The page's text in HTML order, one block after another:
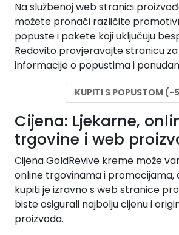
Na službenoj web stranici
možete pronaći različite
popuste i pakete koji uključuju
Redovito provjeravajte stranicu
informacije o popustima i
KUPITI S POPUSTOM (-
Cijena: Ljekarne,
trgovine i web
Cijena GoldRevive kreme može
online trgovinama i promocijama,
kupiti je izravno s web stranice
biste osigurali najbolju cijenu i
proizvoda.